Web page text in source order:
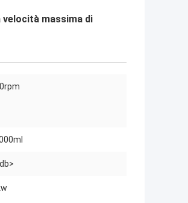
velocità massima di